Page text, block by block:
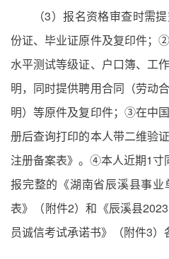
（3）报名资格审查时需
份证、毕业证原件及复印件；
水平测试等级证、户口簿、工
明，同时提供聘用合同（劳动
明）等原件及复印件；③在中
册后查询打印的本人带二维验
注册备案表》。④本人近期1
报完整的《湖南省辰溪县事
表》（附件2）和《辰溪县
员诚信考试承诺书》（附件3）